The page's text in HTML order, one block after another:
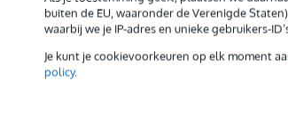
buiten de EU, waaronder de Verenigde
waarbij we je IP-adres en unieke gebruikers-
Je kunt je cookievoorkeuren op elk moment
policy.
Servicebelofte
Bax Music Garantie: Op dit product krijg je 3 jaar Bax
Op dit product krijg je 3 jaar Bax Music Garantie.